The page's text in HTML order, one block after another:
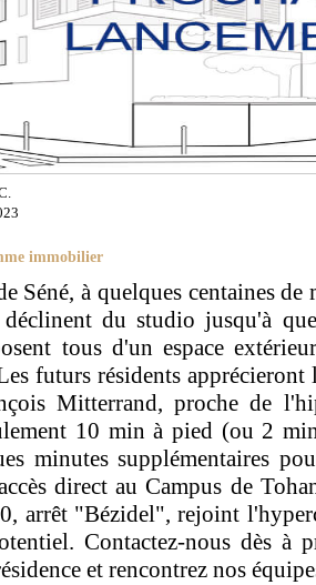
immobilier
Séné, à quelques centaines de
déclinent du studio jusqu'à
tous d'un espace
futurs résidents
Mitterrand, proche de
10 min à pied (ou 2
minutes supplémentaires
direct au Campus de
arrêt "Bézidel", rejoint
Contactez-nous dès
et rencontrez nos